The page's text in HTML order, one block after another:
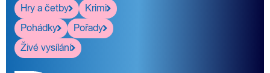
Hry a četby
Krimi
Pohádky
Pořady
Živé vysílání